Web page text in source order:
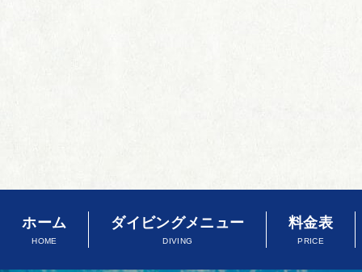
ホーム
HOME
ダイビングメニュー
DIVING
料金表
PRICE